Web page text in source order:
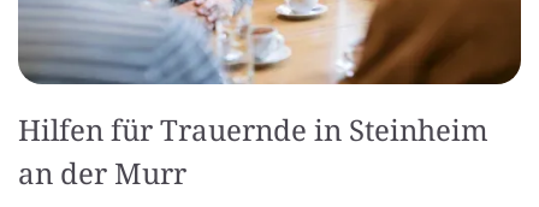
Hilfen für Trauernde in Steinheim
an der Murr